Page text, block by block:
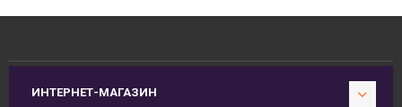
ИНТЕРНЕТ-МАГАЗИН